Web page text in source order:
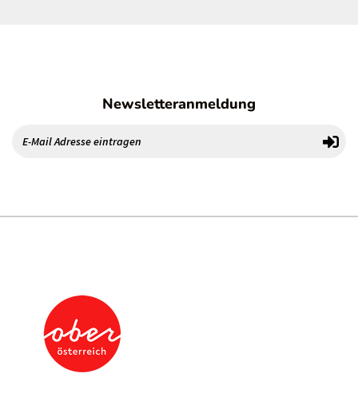
Newsletteranmeldung